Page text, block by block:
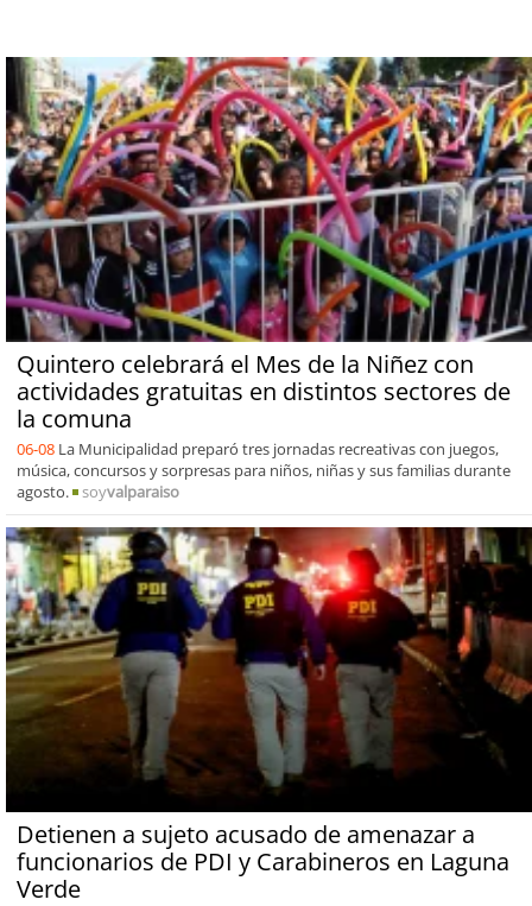
Quintero celebrará el Mes de la Niñez con
actividades gratuitas en distintos sectores de
la comuna
06-08 La Municipalidad preparó tres jornadas recreativas con juegos,
música, concursos y sorpresas para niños, niñas y sus familias durante
agosto.
soyvalparaiso
Detienen a sujeto acusado de amenazar a
funcionarios de PDI y Carabineros en Laguna
Verde